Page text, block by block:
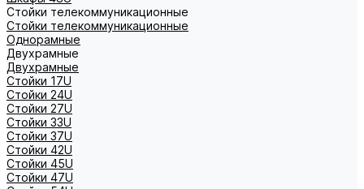
Стойки телекоммуникационные
Стойки телекоммуникационные
Однорамные
Двухрамные
Двухрамные
Стойки 17U
Стойки 24U
Стойки 27U
Стойки 33U
Стойки 37U
Стойки 42U
Стойки 45U
Стойки 47U